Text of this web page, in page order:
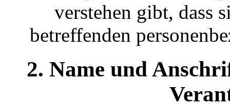
verstehen gibt, dass
betreffenden
2. Name und